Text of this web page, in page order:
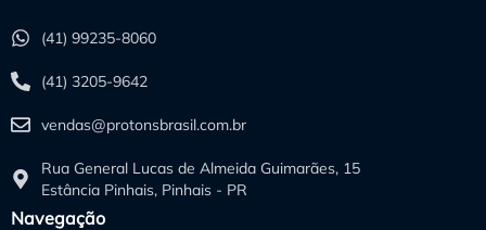
(41) 99235-8060
(41) 3205-9642
vendas@protonsbrasil.com.br
Rua General Lucas de Almeida Guimarães, 15
Estância Pinhais, Pinhais - PR
Navegação